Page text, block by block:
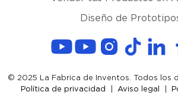
Diseño de
© 2025 La Fabrica de Inventos. Todos los
Política de privacidad
Aviso legal